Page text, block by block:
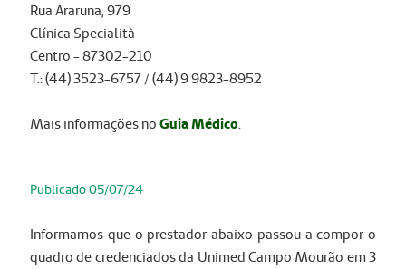
Rua Araruna, 979
Clínica Specialità
Centro - 87302-210
T.: (44) 3523-6757 / (44) 9 9823-8952
Mais informações no Guia Médico
Publicado 05/07/24
Informamos que o prestador abaixo passou a compor o
quadro de credenciados da Unimed Campo Mourão em 3